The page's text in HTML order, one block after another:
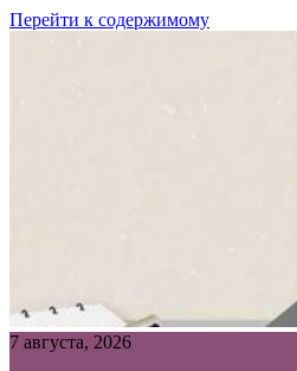
Перейти к содержимому
7 августа, 2026